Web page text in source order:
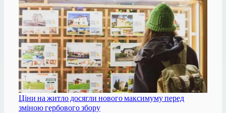
Ціни на житло досягли нового максимуму перед
зміною гербового збору